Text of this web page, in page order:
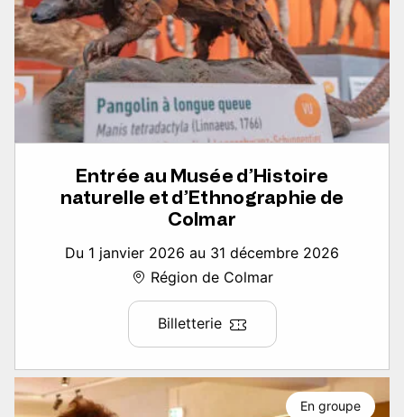
Entrée au Musée d’Histoire
naturelle et d’Ethnographie de
Colmar
Du 1 janvier 2026 au 31 décembre 2026
Région de Colmar
Billetterie
En groupe